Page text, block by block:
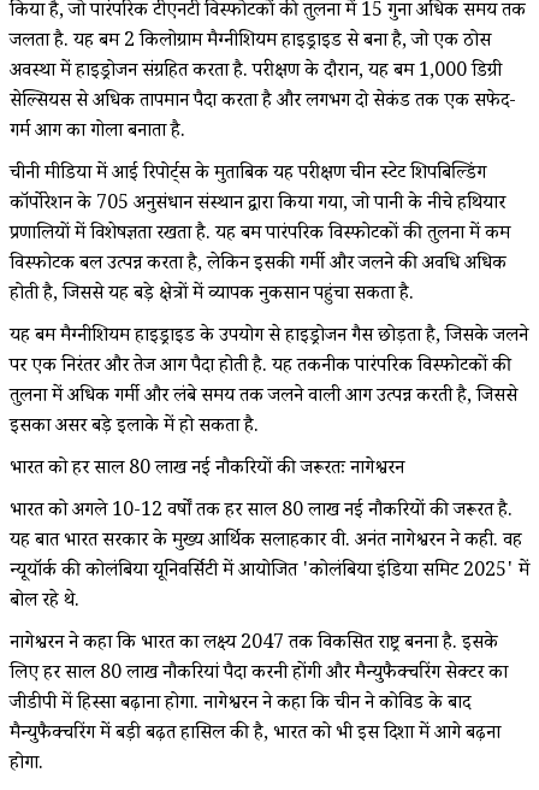
किया है, जो पारंपरिक टीएनटी विस्फोटकों की तुलना में 15 गुना अधिक समय तक
जलता है. यह बम 2 किलोग्राम मैग्नीशियम हाइड्राइड से बना है, जो एक ठोस
अवस्था में हाइड्रोजन संग्रहित करता है. परीक्षण के दौरान, यह बम 1,000 डिग्री
सेल्सियस से अधिक तापमान पैदा करता है और लगभग दो सेकंड तक एक सफेद-
गर्म आग का गोला बनाता है.​
चीनी मीडिया में आई रिपोर्ट्स के मुताबिक यह परीक्षण चीन स्टेट शिपबिल्डिंग
कॉर्पोरेशन के 705 अनुसंधान संस्थान द्वारा किया गया, जो पानी के नीचे हथियार
प्रणालियों में विशेषज्ञता रखता है. यह बम पारंपरिक विस्फोटकों की तुलना में कम
विस्फोटक बल उत्पन्न करता है, लेकिन इसकी गर्मी और जलने की अवधि अधिक
होती है, जिससे यह बड़े क्षेत्रों में व्यापक नुकसान पहुंचा सकता है.​
यह बम मैग्नीशियम हाइड्राइड के उपयोग से हाइड्रोजन गैस छोड़ता है, जिसके जलने
पर एक निरंतर और तेज आग पैदा होती है. यह तकनीक पारंपरिक विस्फोटकों की
तुलना में अधिक गर्मी और लंबे समय तक जलने वाली आग उत्पन्न करती है, जिससे
इसका असर बड़े इलाके में हो सकता है.
भारत को हर साल 80 लाख नई नौकरियों की जरूरतः नागेश्वरन
भारत को अगले 10-12 वर्षों तक हर साल 80 लाख नई नौकरियों की जरूरत है.
यह बात भारत सरकार के मुख्य आर्थिक सलाहकार वी. अनंत नागेश्वरन ने कही. वह
न्यूयॉर्क की कोलंबिया यूनिवर्सिटी में आयोजित 'कोलंबिया इंडिया समिट 2025' में
बोल रहे थे.​
नागेश्वरन ने कहा कि भारत का लक्ष्य 2047 तक विकसित राष्ट्र बनना है. इसके
लिए हर साल 80 लाख नौकरियां पैदा करनी होंगी और मैन्युफैक्चरिंग सेक्टर का
जीडीपी में हिस्सा बढ़ाना होगा. नागेश्वरन ने कहा कि चीन ने कोविड के बाद
मैन्युफैक्चरिंग में बड़ी बढ़त हासिल की है, भारत को भी इस दिशा में आगे बढ़ना
होगा.​